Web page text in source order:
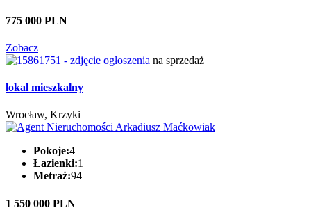
775 000 PLN
Zobacz
na sprzedaż
lokal mieszkalny
Wrocław, Krzyki
Pokoje:4
Łazienki:1
Metraż:94
1 550 000 PLN